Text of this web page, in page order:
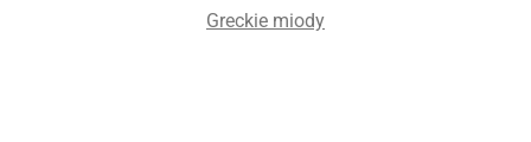
Greckie miody